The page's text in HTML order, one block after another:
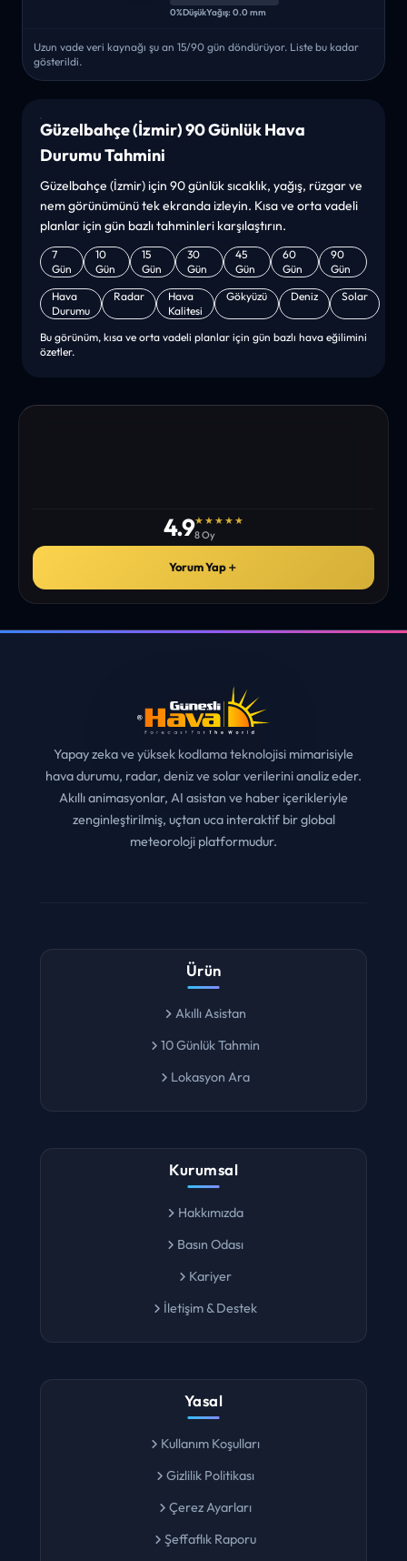
0%DüşükYağış: 0.0 mm
Uzun vade veri kaynağı şu an 15/90 gün döndürüyor. Liste bu kadar
gösterildi.
Güzelbahçe (İzmir) 90 Günlük Hava
Durumu Tahmini
Güzelbahçe (İzmir) için 90 günlük sıcaklık, yağış, rüzgar ve
nem görünümünü tek ekranda izleyin. Kısa ve orta vadeli
planlar için gün bazlı tahminleri karşılaştırın.
7
Gün
10
Gün
15
Gün
30
Gün
45
Gün
60
Gün
90
Gün
Hava
Durumu
Radar
Hava
Kalitesi
Gökyüzü Deniz Solar
Bu görünüm, kısa ve orta vadeli planlar için gün bazlı hava eğilimini
özetler.
4.9★★★★★
8 Oy
Yorum Yap＋
Yapay zeka ve yüksek kodlama teknolojisi mimarisiyle
hava durumu, radar, deniz ve solar verilerini analiz eder.
Akıllı animasyonlar, AI asistan ve haber içerikleriyle
zenginleştirilmiş, uçtan uca interaktif bir global
meteoroloji platformudur.
Ürün
Akıllı Asistan
10 Günlük Tahmin
Lokasyon Ara
Kurumsal
Hakkımızda
Basın Odası
Kariyer
İletişim & Destek
Yasal
Kullanım Koşulları
Gizlilik Politikası
Çerez Ayarları
Şeffaflık Raporu